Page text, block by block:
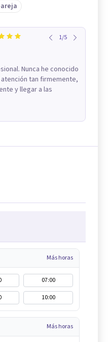
1/5
Nunca he conocido
tan firmemente,
y llegar a las
Más horas
07:00
10:00
Más horas